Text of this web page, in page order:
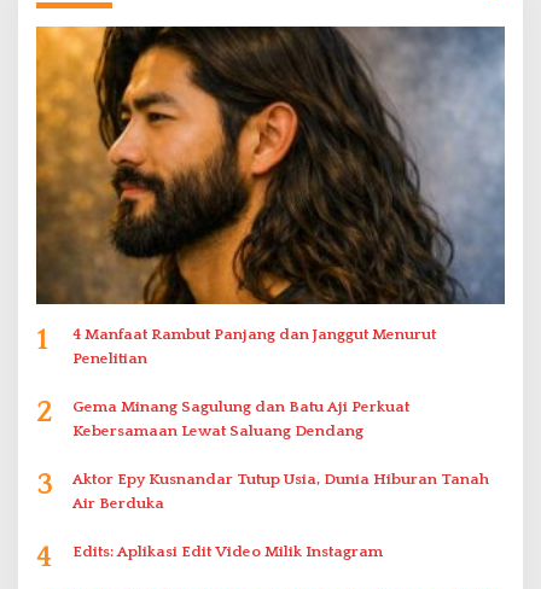
1
4 Manfaat Rambut Panjang dan Janggut Menurut
Penelitian
2
Gema Minang Sagulung dan Batu Aji Perkuat
Kebersamaan Lewat Saluang Dendang
3
Aktor Epy Kusnandar Tutup Usia, Dunia Hiburan Tanah
Air Berduka
4 Edits: Aplikasi Edit Video Milik Instagram